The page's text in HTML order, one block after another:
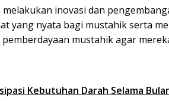
melakukan inovasi dan
yang nyata bagi mustahik serta
mustahik agar
Kebutuhan Darah Selama